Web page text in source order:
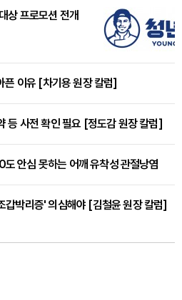
상 프로모션 전개
픈 이유 [차기용 원장 칼럼]
등 사전 확인 필요 [정도감 원장 칼럼]
안심 못하는 어깨 유착성 관절낭염
갑박리증' 의심해야 [김철윤 원장 칼럼]